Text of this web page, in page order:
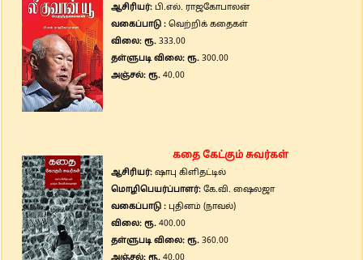
ஆசிரியர்: பி.எல். ராஜகோபாலன்
வகைப்பாடு : வெற்றிக் கதைகள்
விலை: ரூ. 333.00
தள்ளுபடி விலை: ரூ. 300.00
அஞ்சல்: ரூ. 40.00
கதை கேட்கும் சுவர்கள்
ஆசிரியர்: ஷாபு கிளிதட்டில்
மொழிபெயர்ப்பாளர்: கே.வி. ஷைலஜா
வகைப்பாடு : புதினம் (நாவல்)
விலை: ரூ. 400.00
தள்ளுபடி விலை: ரூ. 360.00